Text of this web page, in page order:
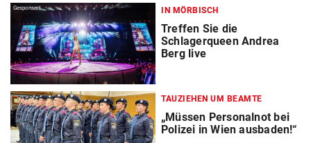
Gesponsert IN MÖRBISCH
Treffen Sie die
Schlagerqueen Andrea
Berg live
TAUZIEHEN UM BEAMTE
„Müssen Personalnot bei
Polizei in Wien ausbaden!“